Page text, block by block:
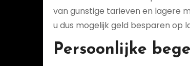
van gunstige tarieven en lagere
u dus mogelijk geld besparen op
Persoonlijke